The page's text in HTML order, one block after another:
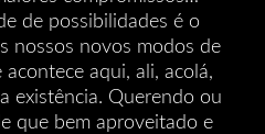
de possibilidades é o
nossos novos modos de
aqui, ali, acolá,
existência. Querendo ou
que bem aproveitado e